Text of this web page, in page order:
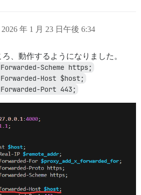
2026 年 1 月 23 日午後 6:34
、動作するようになりました。
Scheme https;
Host $host;
Port 443;